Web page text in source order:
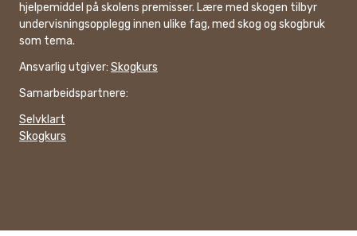
hjelpemiddel på skolens premisser. Lære med skogen tilbyr
undervisningsopplegg innen ulike fag, med skog og skogbruk
som tema.
Ansvarlig utgiver: Skogkurs
Samarbeidspartnere:
Selvklart
Skogkurs